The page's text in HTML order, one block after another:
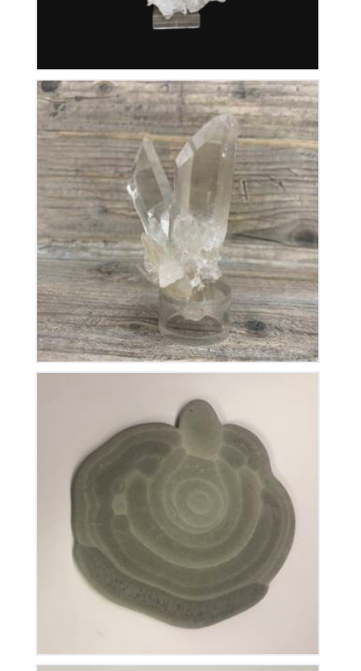
Cristal de Roche
150 €